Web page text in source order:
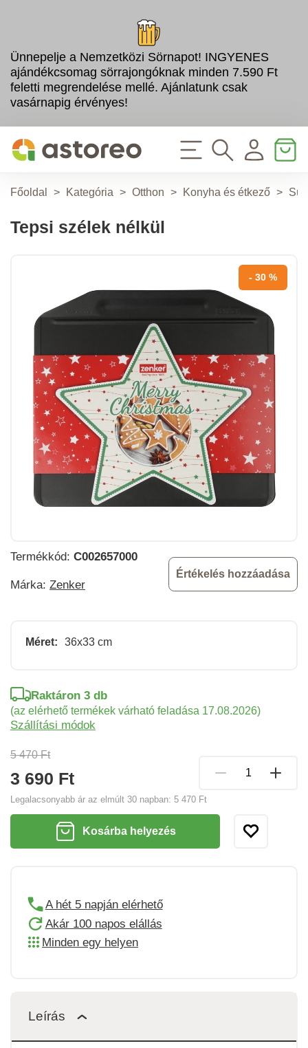
Ünnepelje a Nemzetközi Sörnapot! INGYENES
ajándékcsomag sörrajongóknak minden 7.590 Ft
feletti megrendelése mellé. Ajánlatunk csak
vasárnapig érvényes!
Főoldal > Kategória > Otthon > Konyha és étkező >
Tepsi szélek nélkül
- 30 %
Termékkód: C002657000
Márka: Zenker
Értékelés hozzáadása
Méret: 36x33 cm
5 470 Ft
3 690 Ft
Legalacsonyabb ár az elmúlt 30 napban: 5 470 Ft
Raktáron 3 db
(az elérhető termékek várható feladása 17.08.2026)
Szállítási módok
Kosárba helyezés
A hét 5 napján elérhető
Akár 100 napos elállás
Minden egy helyen
Leírás